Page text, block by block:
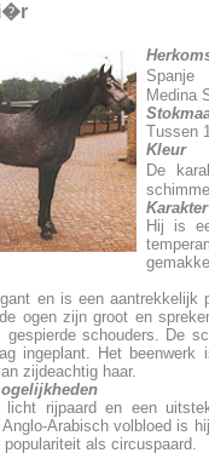
Spanje
Medina
Tussen
Kleur
De
Karakter
Hij is
en is een
ogen zijn groot en
gespierde schouders. De
ingeplant. Het
zijdeachtig haar.
rijpaard en een
Arabisch volbloed is
als circuspaard.